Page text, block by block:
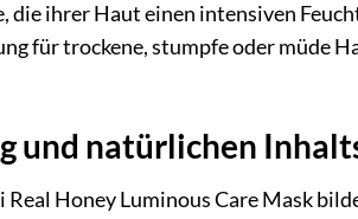
die ihrer Haut einen intensiven
für trockene, stumpfe oder müde
und natürlichen
Real Honey Luminous Care Mask